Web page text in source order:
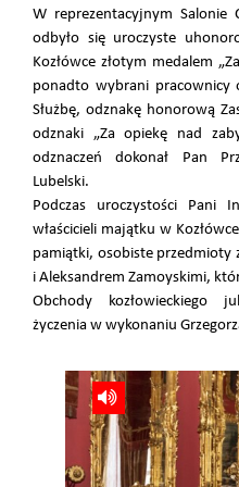
W reprezentacyjnym Salonie
odbyło się uroczyste
Kozłówce złotym medalem
ponadto wybrani pracownicy
Służbę, odznakę honorową
odznaki „Za opiekę nad
odznaczeń dokonał Pan
Lubelski.
Podczas uroczystości Pani
właścicieli majątku w
pamiątki, osobiste przedmioty
i Aleksandrem Zamoyskimi,
Obchody kozłowieckiego
życzenia w wykonaniu